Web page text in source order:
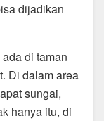
dijadikan
di taman
Di dalam area
sungai,
hanya itu, di